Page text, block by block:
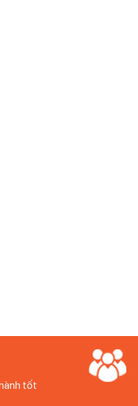
tình trạng máy hết pin đột
tốt